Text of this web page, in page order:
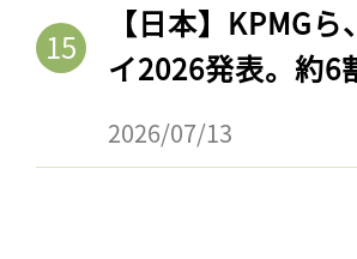
【日本】KPMG
イ2026発表。約6
2026/07/13